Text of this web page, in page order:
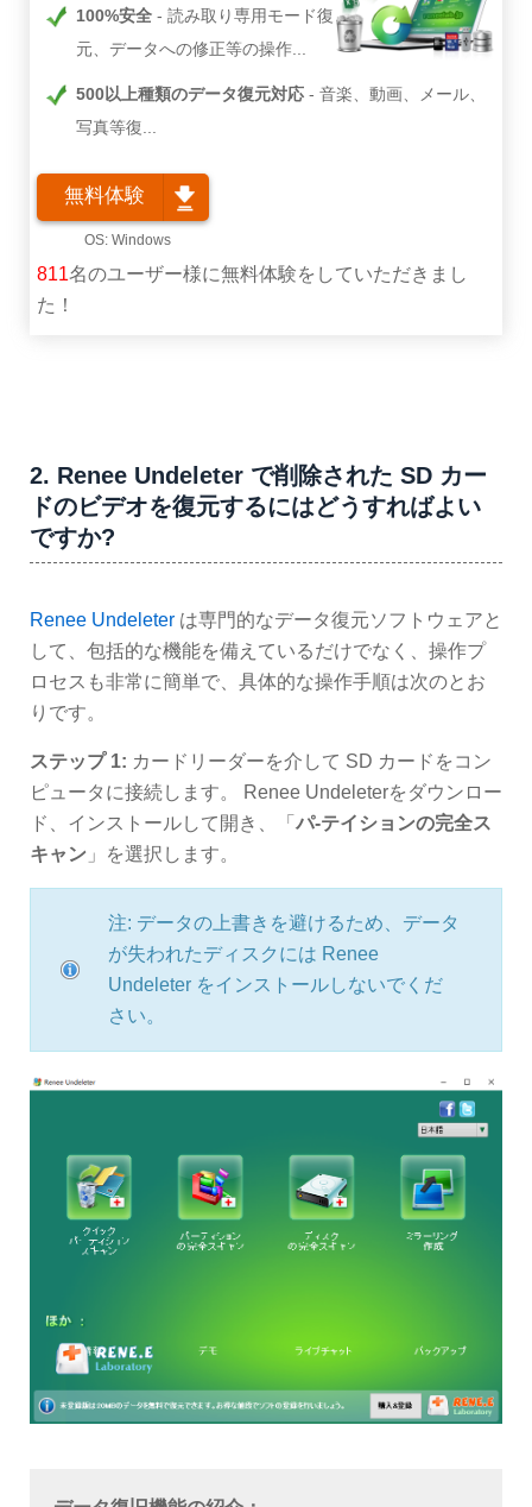
100%安全
読み取り専用モード復
元、データへの修正等の操作...
500以上種類のデータ復元対応
音楽、動画、メール、
写真等復...
無料体験
811名のユーザー様に無料体験をしていただきまし
た！
2. Renee Undeleter で削除された SD カー
ドのビデオを復元するにはどうすればよい
ですか?
Renee Undeleter は専門的なデータ復元ソフトウェアと
して、包括的な機能を備えているだけでなく、操作プ
ロセスも非常に簡単で、具体的な操作手順は次のとお
りです。
ステップ 1: カードリーダーを介して SD カードをコン
ピュータに接続します。 Renee Undeleterをダウンロー
ド、インストールして開き、「 パ-テイションの完全ス
キャン 」を選択します。
注: データの上書きを避けるため、データ
が失われたディスクには Renee
Undeleter をインストールしないでくだ
さい。